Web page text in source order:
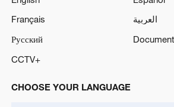
Français
العربية
Русский
CCTV+
CHOOSE YOUR LANGUAGE